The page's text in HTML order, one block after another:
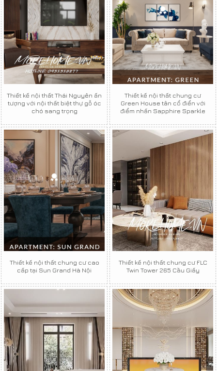
Thiết kế nội thất Thái Nguyên ấn
tượng với nội thất biệt thự gỗ óc
chó sang trọng
Thiết kế nội thất chung cư
Green House tân cổ điển với
điểm nhấn Sapphire Sparkle
Thiết kế nội thất chung cư cao
cấp tại Sun Grand Hà Nội
Thiết kế nội thất chung cư FLC
Twin Tower 265 Cầu Giấy